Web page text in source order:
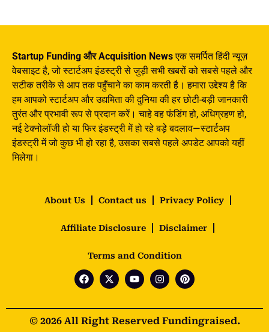
Startup Funding और Acquisition Newsएक समर्पित हिंदी न्यूज़
वेबसाइट है, जो स्टार्टअप इंडस्ट्री से जुड़ी सभी खबरों को सबसे पहले और
सटीक तरीके से आप तक पहुँचाने का काम करती है। हमारा उद्देश्य है कि
हम आपको स्टार्टअप और उद्यमिता की दुनिया की हर छोटी-बड़ी जानकारी
तुरंत और प्रभावी रूप से प्रदान करें। चाहे वह फंडिंग हो, अधिग्रहण हो,
नई टेक्नोलॉजी हो या फिर इंडस्ट्री में हो रहे बड़े बदलाव—स्टार्टअप
इंडस्ट्री में जो कुछ भी हो रहा है, उसका सबसे पहले अपडेट आपको यहीं
मिलेगा।
About Us Contact us Privacy Policy
Affiliate Disclosure Disclaimer
Terms and Condition
© 2026 All Right Reserved Fundingraised.